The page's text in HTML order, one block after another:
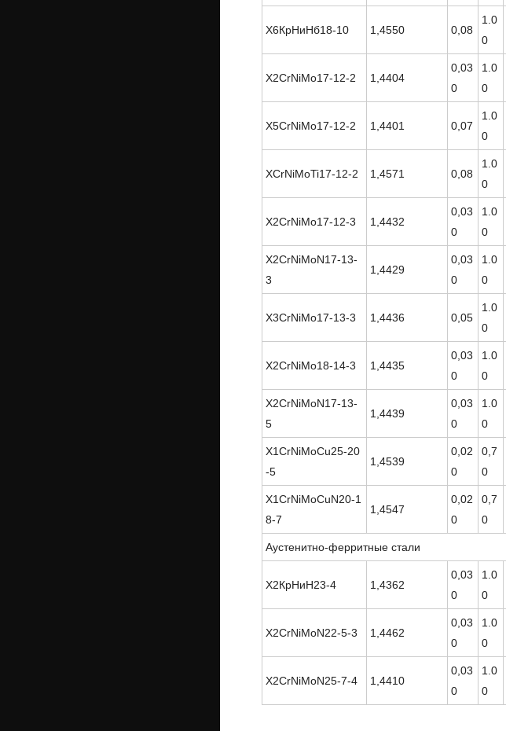
Х6КрНиНб18-10 1,4550 0,08
1.0
0
X2CrNiMo17-12-2 1,4404
0,03
0
1.0
0
X5CrNiMo17-12-2 1,4401 0,07
1.0
0
XCrNiMoTi17-12-2 1,4571 0,08
1.0
0
X2CrNiMo17-12-3 1,4432
0,03
0
1.0
0
X2CrNiMoN17-13-
3
1,4429
0,03
0
1.0
0
X3CrNiMo17-13-3 1,4436 0,05
1.0
0
X2CrNiMo18-14-3 1,4435
0,03
0
1.0
0
X2CrNiMoN17-13-
5
1,4439
0,03
0
1.0
0
X1CrNiMoCu25-20
-5
1,4539
0,02
0
0,7
0
X1CrNiMoCuN20-1
8-7
1,4547
0,02
0
0,7
0
Аустенитно-ферритные стали
Х2КрНиН23-4 1,4362
0,03
0
1.0
0
X2CrNiMoN22-5-3 1,4462
0,03
0
1.0
0
X2CrNiMoN25-7-4 1,4410
0,03
0
1.0
0